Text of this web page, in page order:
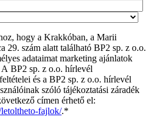
hogy a Krakkóban, a Marii
29. szám alatt található BP2 sp. z o.o.
adataimat marketing ajánlatok
BP2 sp. z o.o. hírlevél
és a BP2 sp. z o.o. hírlevél
szóló tájékoztatási záradék
címen érhető el:
fajlok/.*